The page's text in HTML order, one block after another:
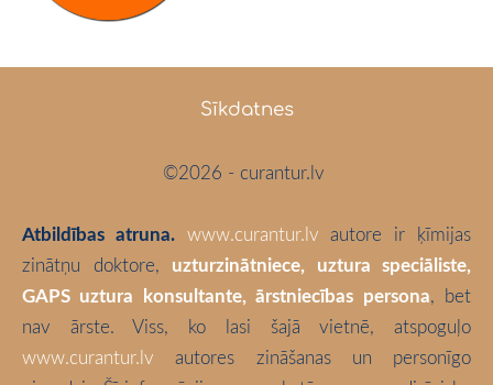
Sīkdatnes
©2026 - curantur.lv
Atbildības atruna. www.curantur.lv autore ir ķīmijas
zinātņu doktore, uzturzinātniece, uztura speciāliste,
GAPS uztura konsultante, ārstniecības persona, bet
nav ārste. Viss, ko lasi šajā vietnē, atspoguļo
www.curantur.lv autores zināšanas un personīgo